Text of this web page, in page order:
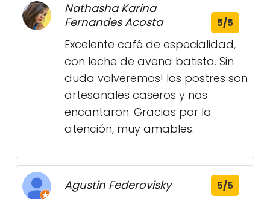
Nathasha Karina
Fernandes Acosta
5/5
Excelente café de especialidad,
con leche de avena batista. Sin
duda volveremos! los postres son
artesanales caseros y nos
encantaron. Gracias por la
atención, muy amables.
Agustin Federovisky 5/5